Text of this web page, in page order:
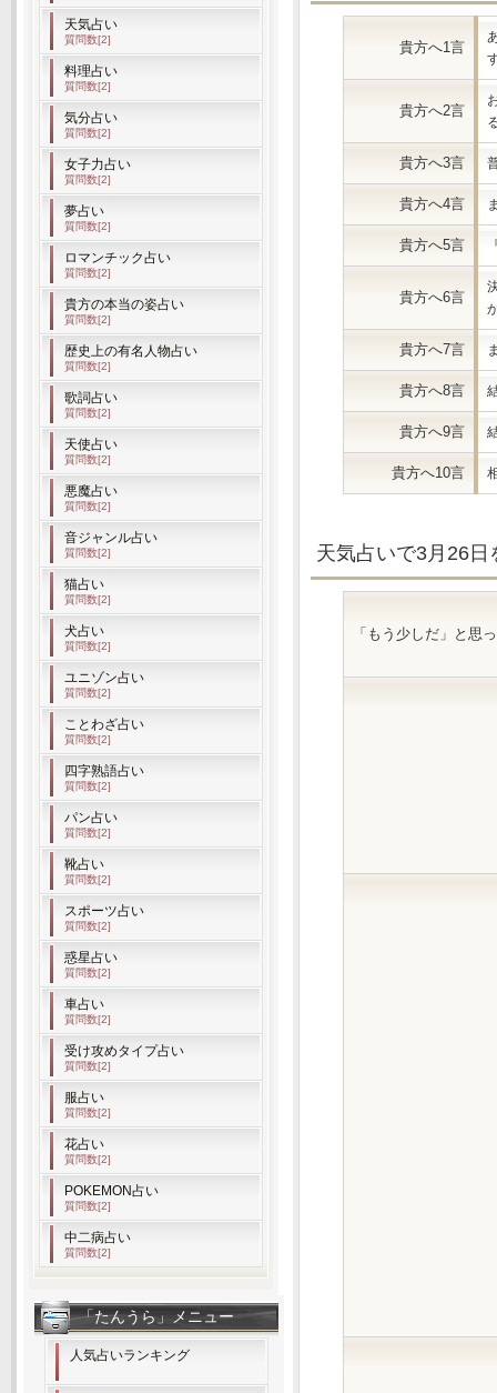
貴方へ1言
貴方へ2言
貴方へ3言
貴方へ4言
貴方へ5言
貴方へ6言
貴方へ7言
貴方へ8言
貴方へ9言
貴方へ10言
天気占いで3月26
「もう少しだ」と思
天気占い
質問数[2]
料理占い
質問数[2]
気分占い
質問数[2]
女子力占い
質問数[2]
夢占い
質問数[2]
ロマンチック占い
質問数[2]
貴方の本当の姿占い
質問数[2]
歴史上の有名人物占い
質問数[2]
歌詞占い
質問数[2]
天使占い
質問数[2]
悪魔占い
質問数[2]
音ジャンル占い
質問数[2]
猫占い
質問数[2]
犬占い
質問数[2]
ユニゾン占い
質問数[2]
ことわざ占い
質問数[2]
四字熟語占い
質問数[2]
パン占い
質問数[2]
靴占い
質問数[2]
スポーツ占い
質問数[2]
惑星占い
質問数[2]
車占い
質問数[2]
受け攻めタイプ占い
質問数[2]
服占い
質問数[2]
花占い
質問数[2]
POKEMON占い
質問数[2]
中二病占い
質問数[2]
「たんうら」メニュー
人気占いランキング